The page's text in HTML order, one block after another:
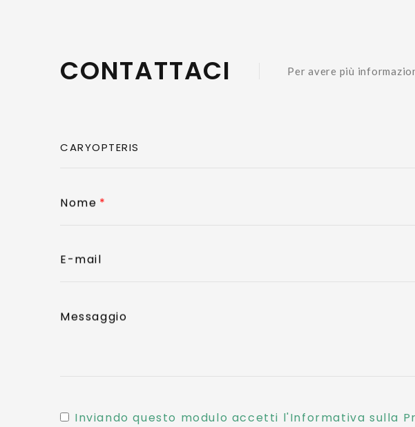
CONTATTACI Per avere più
Nome
E-mail
Messaggio
Inviando questo modulo accetti l'Informativa sulla